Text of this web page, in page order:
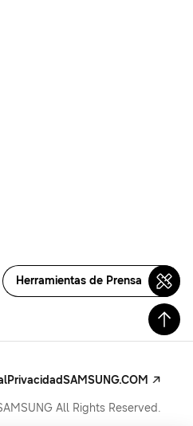
Herramientas de Prensa
PrivacidadSAMSUNG.COM
All Rights Reserved.